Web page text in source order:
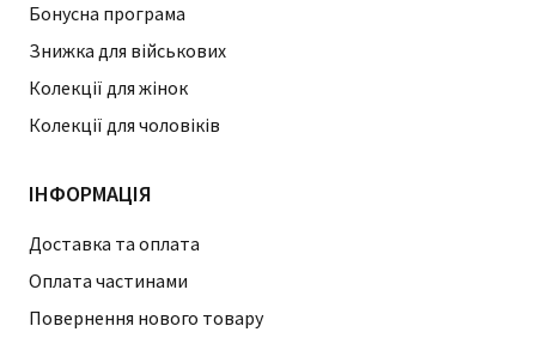
Бонусна програма
Знижка для військових
Колекції для жінок
Колекції для чоловіків
ІНФОРМАЦІЯ
Доставка та оплата
Оплата частинами
Повернення нового товару